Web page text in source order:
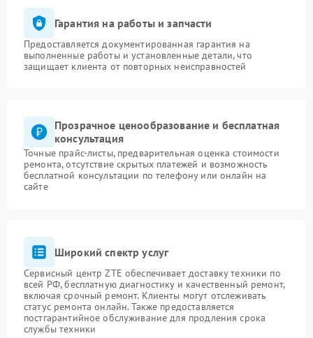
Гарантия на работы и запчасти
Предоставляется документированная гарантия на
выполненные работы и установленные детали, что
защищает клиента от повторных неисправностей
Прозрачное ценообразование и бесплатная
консультация
Точные прайс-листы, предварительная оценка стоимости
ремонта, отсутствие скрытых платежей и возможность
бесплатной консультации по телефону или онлайн на
сайте
Широкий спектр услуг
Сервисный центр ZTE обеспечивает доставку техники по
всей РФ, бесплатную диагностику и качественный ремонт,
включая срочный ремонт. Клиенты могут отслеживать
статус ремонта онлайн. Также предоставляется
постгарантийное обслуживание для продления срока
службы техники